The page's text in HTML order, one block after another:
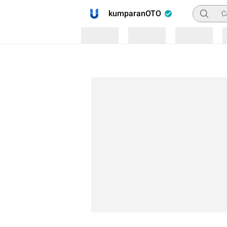
kumparanOTO